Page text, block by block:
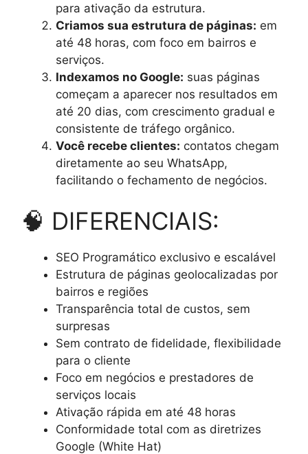
para ativação da estrutura.
Criamos sua estrutura de páginas: em
até 48 horas, com foco em bairros e
serviços.
Indexamos no Google: suas páginas
começam a aparecer nos resultados em
até 20 dias, com crescimento gradual e
consistente de tráfego orgânico.
Você recebe clientes: contatos chegam
diretamente ao seu WhatsApp,
facilitando o fechamento de negócios.
🧠 DIFERENCIAIS:
SEO Programático exclusivo e escalável
Estrutura de páginas geolocalizadas por
bairros e regiões
Transparência total de custos, sem
surpresas
Sem contrato de fidelidade, flexibilidade
para o cliente
Foco em negócios e prestadores de
serviços locais
Ativação rápida em até 48 horas
Conformidade total com as diretrizes
Google (White Hat)